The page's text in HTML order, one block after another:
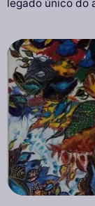
legado único do